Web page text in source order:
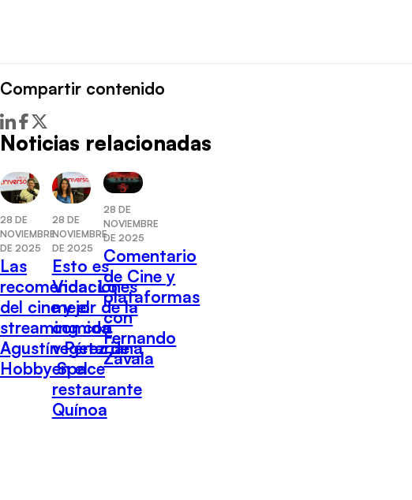
Compartir contenido
Noticias relacionadas
28 DE
NOVIEMBRE
DE 2025
Las
recomendaciones
del cine y el
streaming con
Agustín Pérez de
Hobby Space
28 DE
NOVIEMBRE
DE 2025
Esto es
Vida: Lo
mejor de la
comida
vegetariana
en el
restaurante
Quínoa
28 DE
NOVIEMBRE
DE 2025
Comentario
de Cine y
plataformas
con
Fernando
Zavala